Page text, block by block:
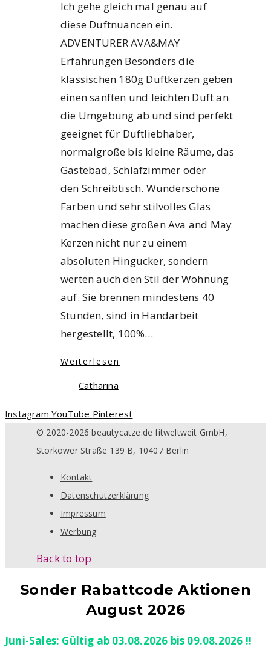
Ich gehe gleich mal genau auf
diese Duftnuancen ein.
ADVENTURER AVA&MAY
Erfahrungen Besonders die
klassischen 180g Duftkerzen geben
einen sanften und leichten Duft an
die Umgebung ab und sind perfekt
geeignet für Duftliebhaber,
normalgroße bis kleine Räume, das
Gästebad, Schlafzimmer oder
den Schreibtisch. Wunderschöne
Farben und sehr stilvolles Glas
machen diese großen Ava and May
Kerzen nicht nur zu einem
absoluten Hingucker, sondern
werten auch den Stil der Wohnung
auf. Sie brennen mindestens 40
Stunden, sind in Handarbeit
hergestellt, 100%…
Weiterlesen
Catharina
Instagram YouTube Pinterest
© 2020-2026 beautycatze.de fitweltweit GmbH,
Storkower Straße 139 B, 10407 Berlin
Kontakt
Datenschutzerklärung
Impressum
Werbung
Back to top
Sonder Rabattcode Aktionen
August 2026
Juni-Sales: Gültig ab 03.08.2026 bis 09.08.2026 !!